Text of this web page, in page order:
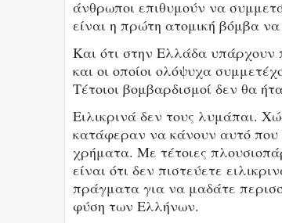
άνθρωποι επιθυμούν να
είναι η πρώτη ατομική βόμβα
Και ότι στην Ελλάδα υπάρχουν
και οι οποίοι ολόψυχα
Τέτοιοι βομβαρδισμοί δεν θα
Ειλικρινά δεν τους λυμάπαι.
κατάφεραν να κάνουν αυτό που
χρήματα. Με τέτοιες
είναι ότι δεν πιστεύετε
πράγματα για να μαδάτε
φύση των Ελλήνων.